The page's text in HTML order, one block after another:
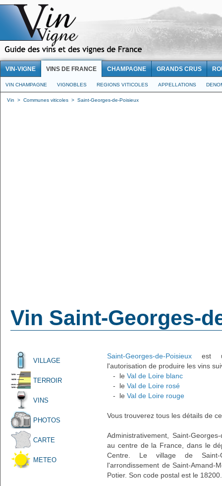
VIN-VIGNE VINS DE FRANCE CHAMPAGNE GRANDS CRUS
VIN CHAMPAGNE VIGNOBLES REGIONS VITICOLES APPELLATIONS
Vin > Communes viticoles > Saint-Georges-de-Poisieux
Vin Saint-Georges-
VILLAGE
TERROIR
VINS
PHOTOS
CARTE
METEO
Saint-Georges-de-Poisieux est
l'autorisation de produire les vins
- le Val de Loire blanc
- le Val de Loire rosé
- le Val de Loire rouge
Vous trouverez tous les détails de
Administrativement, Saint-
au centre de la France, dans le
Centre. Le village de Saint-
l'arrondissement de Saint-Amand-
Potier. Son code postal est le 18200.